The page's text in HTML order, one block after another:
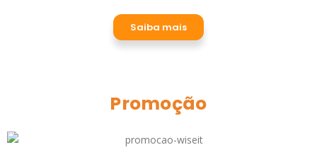
Saiba mais
Promoção